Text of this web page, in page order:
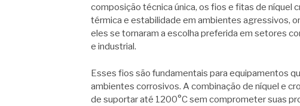
composição técnica única, os fios e fitas de níquel
térmica e estabilidade em ambientes agressivos,
eles se tornaram a escolha preferida em setores
e industrial.
Esses fios são fundamentais para equipamentos
ambientes corrosivos. A combinação de níquel e
de suportar até 1200°C sem comprometer suas